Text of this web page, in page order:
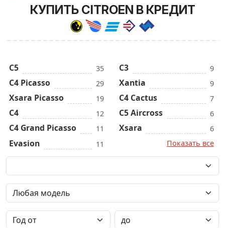
КУПИТЬ CITROEN В КРЕДИТ
C5 35
C4 Picasso 29
Xsara Picasso 19
C4 12
C4 Grand Picasso 11
Evasion 11
C3 9
Xantia 9
C4 Cactus 7
C5 Aircross 6
Xsara
6
Показать все